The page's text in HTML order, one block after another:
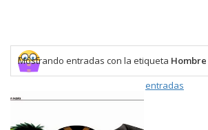
Mostrando entradas con la etiqueta
entradas